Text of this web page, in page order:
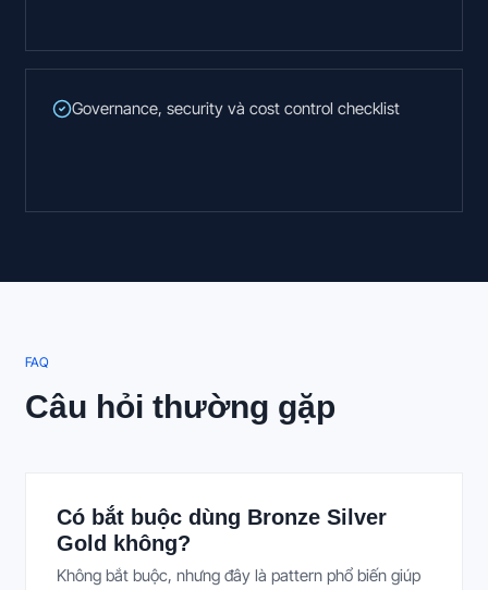
Governance, security và cost control checklist
FAQ
Câu hỏi thường gặp
Có bắt buộc dùng Bronze Silver
Gold không?
Không bắt buộc, nhưng đây là pattern phổ biến giúp